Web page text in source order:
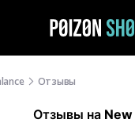
Отзывы
Отзывы на New